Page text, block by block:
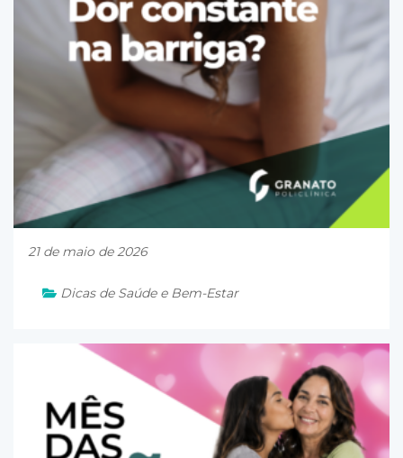
21 de maio de 2026
Dicas de Saúde e Bem-Estar